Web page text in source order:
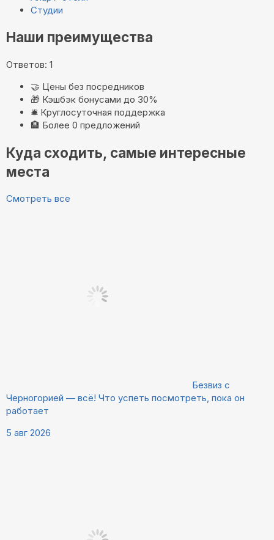
Студии
Наши преимущества
Ответов: 1
🤝 Цены без посредников
🎁 Кэшбэк бонусами до 30%
🛎️ Круглосуточная поддержка
🏨 Более 0 предложений
Куда сходить, самые интересные
места
Смотреть все
Безвиз с
Черногорией — всё! Что успеть посмотреть, пока он
работает
5 авг 2026